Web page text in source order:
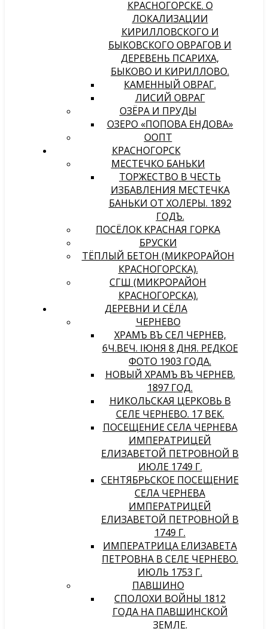
КРАСНОГОРСКЕ. О
ЛОКАЛИЗАЦИИ
КИРИЛЛОВСКОГО И
БЫКОВСКОГО ОВРАГОВ И
ДЕРЕВЕНЬ ПСАРИХА,
БЫКОВО И КИРИЛЛОВО.
КАМЕННЫЙ ОВРАГ.
ЛИСИЙ ОВРАГ
ОЗЁРА И ПРУДЫ
ОЗЕРО «ПОПОВА ЕНДОВА»
ООПТ
КРАСНОГОРСК
МЕСТЕЧКО БАНЬКИ
ТОРЖЕСТВО В ЧЕСТЬ
ИЗБАВЛЕНИЯ МЕСТЕЧКА
БАНЬКИ ОТ ХОЛЕРЫ. 1892
ГОДЪ.
ПОСЁЛОК КРАСНАЯ ГОРКА
БРУСКИ
ТЁПЛЫЙ БЕТОН (МИКРОРАЙОН
КРАСНОГОРСКА).
СГШ (МИКРОРАЙОН
КРАСНОГОРСКА).
ДЕРЕВНИ И СЁЛА
ЧЕРНЕВО
ХРАМЪ ВЪ СЕЛѢ ЧЕРНЕВѢ,
6Ч.ВЕЧ. IЮНЯ 8 ДНЯ. РЕДКОЕ
ФОТО 1903 ГОДА.
НОВЫЙ ХРАМЪ ВЪ ЧЕРНЕВѢ.
1897 ГОД.
НИКОЛЬСКАЯ ЦЕРКОВЬ В
СЕЛЕ ЧЕРНЕВО. 17 ВЕК.
ПОСЕЩЕНИЕ СЕЛА ЧЕРНЕВА
ИМПЕРАТРИЦЕЙ
ЕЛИЗАВЕТОЙ ПЕТРОВНОЙ В
ИЮЛЕ 1749 Г.
СЕНТЯБРЬСКОЕ ПОСЕЩЕНИЕ
СЕЛА ЧЕРНЕВА
ИМПЕРАТРИЦЕЙ
ЕЛИЗАВЕТОЙ ПЕТРОВНОЙ В
1749 Г.
ИМПЕРАТРИЦА ЕЛИЗАВЕТА
ПЕТРОВНА В СЕЛЕ ЧЕРНЕВО.
ИЮЛЬ 1753 Г.
ПАВШИНО
СПОЛОХИ ВОЙНЫ 1812
ГОДА НА ПАВШИНСКОЙ
ЗЕМЛЕ.